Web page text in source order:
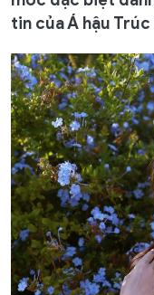
tin của Á hậu Trúc